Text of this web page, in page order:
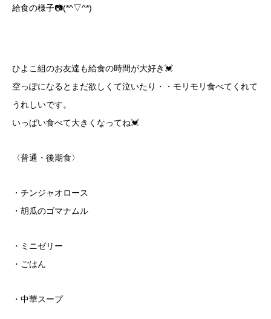
給食の様子📷(*^▽^*)
ひよこ組のお友達も給食の時間が大好き💓
空っぽになるとまだ欲しくて泣いたり・・モリモリ食べてくれて
うれしいです。
いっぱい食べて大きくなってね💓
〈普通・後期食〉
・チンジャオロース
・胡瓜のゴマナムル
・ミニゼリー
・ごはん
・中華スープ